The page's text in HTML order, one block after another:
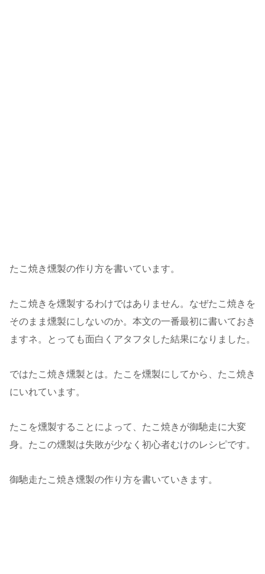
たこ焼き燻製の作り方を書いています。
たこ焼きを燻製するわけではありません。なぜたこ焼きを
そのまま燻製にしないのか。本文の一番最初に書いておき
ますネ。とっても面白くアタフタした結果になりました。
ではたこ焼き燻製とは。たこを燻製にしてから、たこ焼き
にいれています。
たこを燻製することによって、たこ焼きが御馳走に大変
身。たこの燻製は失敗が少なく初心者むけのレシピです。
御馳走たこ焼き燻製の作り方を書いていきます。